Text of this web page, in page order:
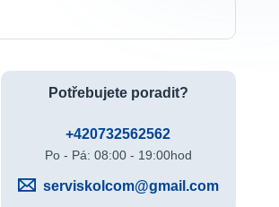
Potřebujete poradit?
+420732562562
Po - Pá: 08:00 - 19:00hod
serviskolcom@gmail.com